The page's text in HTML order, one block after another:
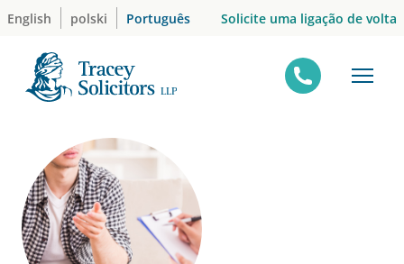
Skip
content
English polski Português Solicite uma ligação de volta